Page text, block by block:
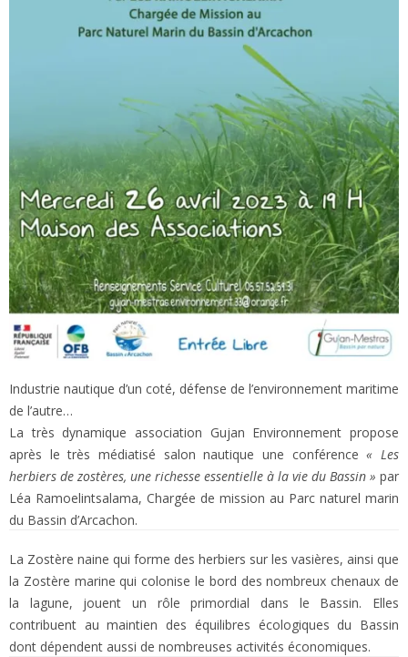
Industrie nautique d’un coté, défense de l’environnement maritime
de l’autre…
La très dynamique association Gujan Environnement propose
après le très médiatisé salon nautique une conférence « Les
herbiers de zostères, une richesse essentielle à la vie du Bassin » par
Léa Ramoelintsalama, Chargée de mission au Parc naturel marin
du Bassin d’Arcachon.
La Zostère naine qui forme des herbiers sur les vasières, ainsi que
la Zostère marine qui colonise le bord des nombreux chenaux de
la lagune, jouent un rôle primordial dans le Bassin. Elles
contribuent au maintien des équilibres écologiques du Bassin
dont dépendent aussi de nombreuses activités économiques.